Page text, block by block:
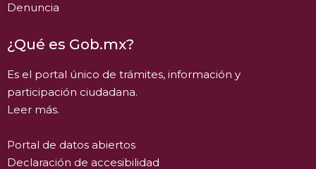
Denuncia
¿Qué es Gob.mx?
Es el portal único de trámites, información y
participación ciudadana.
Leer más.
Portal de datos abiertos
Declaración de accesibilidad